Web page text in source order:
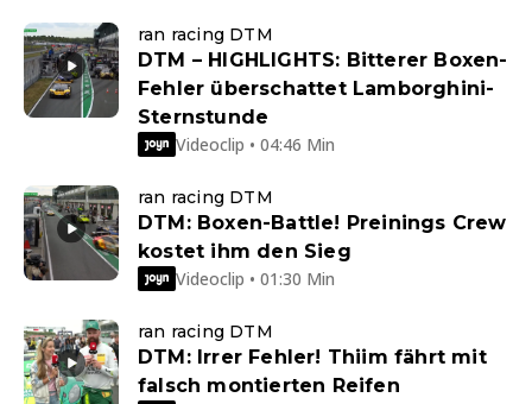
ran racing DTM
DTM – HIGHLIGHTS: Bitterer Boxen-
Fehler überschattet Lamborghini-
Sternstunde
Videoclip • 04:46 Min
ran racing DTM
DTM: Boxen-Battle! Preinings Crew
kostet ihm den Sieg
Videoclip • 01:30 Min
ran racing DTM
DTM: Irrer Fehler! Thiim fährt mit
falsch montierten Reifen